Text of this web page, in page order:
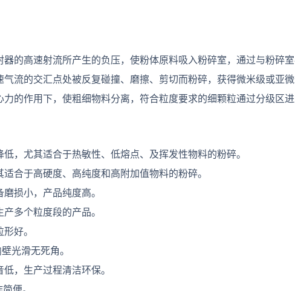
的高速射流所产生的负压，使粉体原料吸入粉碎室，通过与粉碎
流的交汇点处被反复碰撞、磨擦、剪切而粉碎，获得微米级或亚
的作用下，使粗细物料分离，符合粒度要求的细颗粒通过分级区
，尤其适合于热敏性、低熔点、及挥发性物料的粉碎。
合于高硬度、高纯度和高附加值物料的粉碎。
损小，产品纯度高。
多个粒度段的产品。
好。
光滑无死角。
，生产过程清洁环保。